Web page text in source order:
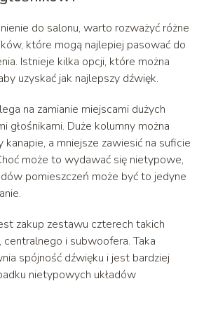
do salonu, warto rozważyć różne
które mogą najlepiej pasować do
Istnieje kilka opcji, które można
uzyskać jak najlepszy dźwięk.
na zamianie miejscami dużych
głośnikami. Duże kolumny można
kanapie, a mniejsze zawiesić na suficie
może to wydawać się nietypowe,
pomieszczeń może być to jedyne
zakup zestawu czterech takich
centralnego i subwoofera. Taka
spójność dźwięku i jest bardziej
nietypowych układów